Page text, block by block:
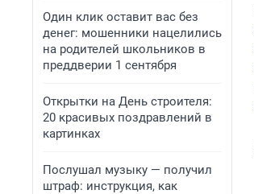
Один клик оставит вас без
денег: мошенники нацелились
на родителей школьников в
преддверии 1 сентября
Открытки на День строителя:
20 красивых поздравлений в
картинках
Послушал музыку — получил
штраф: инструкция, как